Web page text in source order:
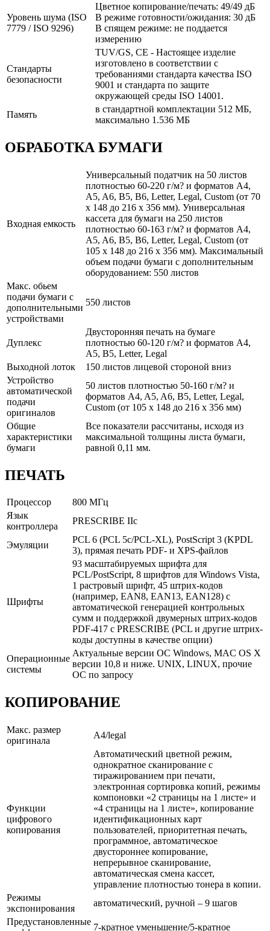
Уровень шума (ISO
7779 / ISO 9296)
Цветное копирование/печать: 49/49 дБ
В режиме готовности/ожидания: 30 дБ
В спящем режиме: не поддается
измерению
Стандарты
безопасности
TUV/GS, CE - Настоящее изделие
изготовлено в соответствии с
требованиями стандарта качества ISO
9001 и стандарта по защите
окружающей среды ISO 14001.
Память
в стандартной комплектации 512 МБ,
максимально 1.536 МБ
ОБРАБОТКА БУМАГИ
Входная емкость
Универсальный податчик на 50 листов
плотностью 60-220 г/м? и форматов A4,
A5, A6, B5, B6, Letter, Legal, Custom (от 70
x 148 до 216 x 356 мм). Универсальная
кассета для бумаги на 250 листов
плотностью 60-163 г/м? и форматов A4,
A5, A6, B5, B6, Letter, Legal, Custom (от
105 x 148 до 216 x 356 мм). Максимальный
объем подачи бумаги с дополнительным
оборудованием: 550 листов
Макс. обьем
подачи бумаги с
дополнительными
устройствами
550 листов
Дуплекс
Двусторонняя печать на бумаге
плотностью 60-120 г/м? и форматов A4,
A5, B5, Letter, Legal
Выходной лоток
150 листов лицевой стороной вниз
Устройство
автоматической
подачи
оригиналов
50 листов плотностью 50-160 г/м? и
форматов A4, A5, A6, B5, Letter, Legal,
Custom (от 105 x 148 до 216 x 356 мм)
Общие
характеристики
бумаги
Все показатели рассчитаны, исходя из
максимальной толщины листа бумаги,
равной 0,11 мм.
ПЕЧАТЬ
Процессор
800 МГц
Язык
контроллера
PRESCRIBE IIc
Эмуляции
PCL 6 (PCL 5c/PCL-XL), PostScript 3 (KPDL
3), прямая печать PDF- и XPS-файлов
Шрифты
93 масштабируемых шрифта для
PCL/PostScript, 8 шрифтов для Windows Vista,
1 растровый шрифт, 45 штрих-кодов
(например, EAN8, EAN13, EAN128) с
автоматической генерацией контрольных
сумм и поддержкой двумерных штрих-кодов
PDF-417 с PRESCRIBE (PCL и другие штрих-
коды доступны в качестве опции)
Операционные
системы
Актуальные версии ОС Windows, MAC OS X
версии 10,8 и ниже. UNIX, LINUX, прочие
ОС по запросу
КОПИРОВАНИЕ
Макс. размер
оригинала
A4/legal
Функции
цифрового
копирования
Автоматический цветной режим,
однократное сканирование с
тиражированием при печати,
электронная сортировка копий, режимы
компоновки «2 страницы на 1 листе» и
«4 страницы на 1 листе», копирование
идентификационных карт
пользователей, приоритетная печать,
программное, автоматическое
двустороннее копирование,
непрерывное сканирование,
автоматическая смена кассет,
управление плотностью тонера в копии.
Режимы
экспонирования
автоматический, ручной – 9 шагов
Предустановленные
7-кратное уменьшение/5-кратное